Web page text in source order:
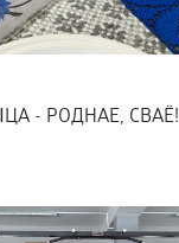
- РОДНАЕ, СВАЁ!